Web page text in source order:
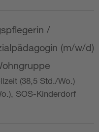
/
(m/w/d)
(38,5 Std./Wo.)
SOS-Kinderdorf